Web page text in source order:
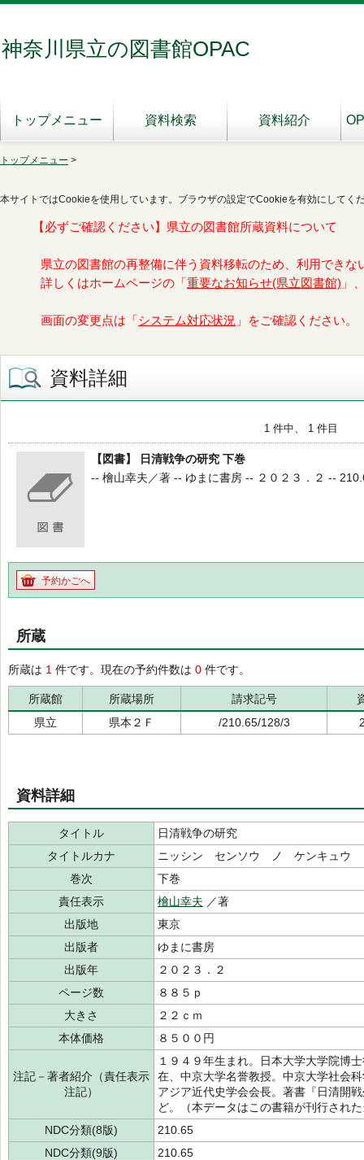
神奈川県立の図書館OPAC
トップメニュー 資料検索 資料紹介
トップメニュー >
本サイトではCookieを使用しています。ブラウザの設定でCookieを有効にしてく
【必ずご確認ください】県立の図書館所蔵資料について
県立の図書館の再整備に伴う資料移転のため、利用できな
詳しくはホームページの「 重要なお知らせ(県立図書館) 」
画面の変更点は「 システム対応状況 」をご確認ください。
資料詳細
1 件中、 1 件目
【図書】 日清戦争の研究 下巻
-- 檜山幸夫／著 -- ゆまに書房 -- ２０２３．２ --
予約かごへ
所蔵
所蔵は 1 件です。現在の予約件数は 0 件です。
所蔵館 所蔵場所 請求記号
県立
県本２Ｆ /210.65/128/3
資料詳細
タイトル
日清戦争の研究
タイトルカナ
ニッシン センソウ ノ ケンキュウ
巻次
下巻
責任表示
檜山幸夫 ／著
出版地
東京
出版者
ゆまに書房
出版年
２０２３．２
ページ数
８８５ｐ
大きさ
２２ｃｍ
本体価格
８５００円
注記－著者紹介（責任表示
注記）
１９４９年生まれ。日本大学大学院博
在、中京大学名誉教授。中京大学社会
アジア近代史学会会長。著書『日清開
ど。（本データはこの書籍が刊行され
NDC分類(8版)
210.65
NDC分類(9版)
210.65